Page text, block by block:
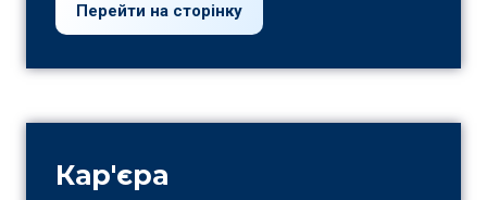
Перейти на сторінку
Кар'єра